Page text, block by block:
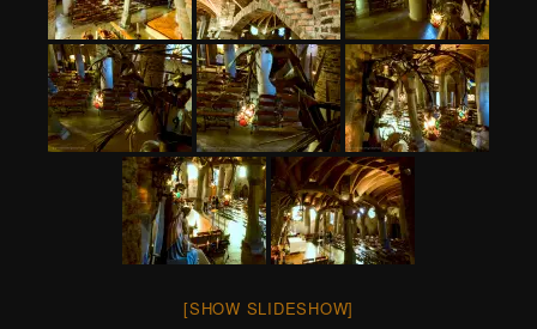
[SHOW SLIDESHOW]